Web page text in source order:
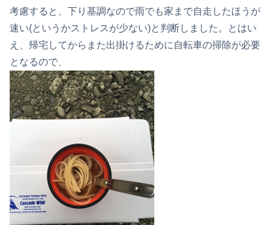
考慮すると、下り基調なので雨でも家まで自走したほうが
速い(というかストレスが少ない)と判断しました。とはい
え、帰宅してからまた出掛けるために自転車の掃除が必要
となるので、